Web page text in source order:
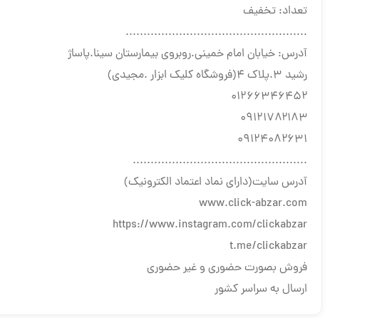
تعداد: تخفیف
...................................................
آدرس: خیابان امام خمینی.روبروی بیمارستان سینا.پاساژ
رشید ۳.پلاک ۴(فروشگاه کلیک ابزار .مجیدی)
۰۱۲۶۶۳۴۶۴۵۲
۰۹۱۲۱۷۸۲۱۸۳
۰۹۱۲۴۰۸۲۶۳۱
.................................................
آدرس سایت(دارای نماد اعتماد الکترونیک)
www.click-abzar.com
https://www.instagram.com/clickabzar
t.me/clickabzar
فروش بصورت حضوری و غیر حضوری
ارسال به سراسر کشور